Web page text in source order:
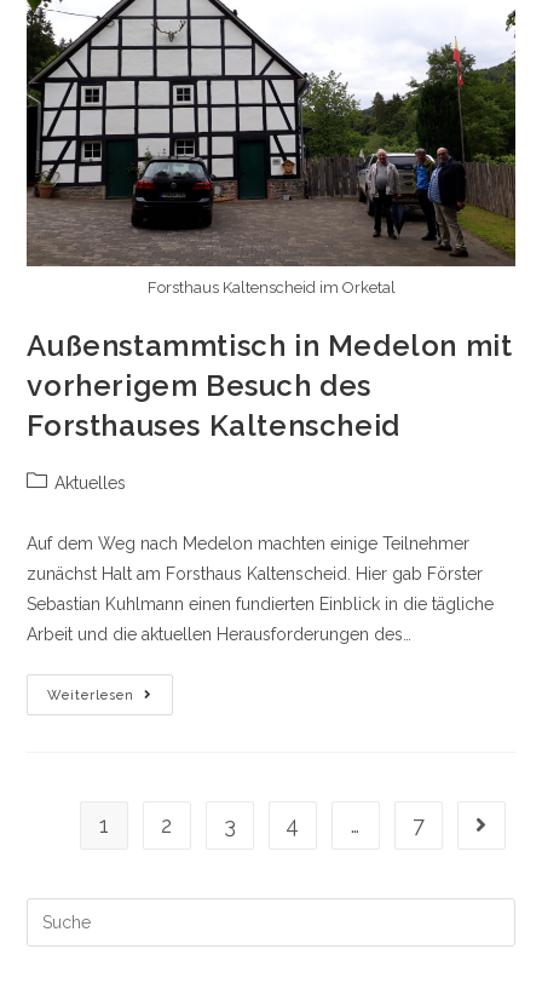
Forsthaus Kaltenscheid im Orketal
Außenstammtisch in Medelon mit
vorherigem Besuch des
Forsthauses Kaltenscheid
Beitrags-
Aktuelles
Auf dem Weg nach Medelon machten einige Teilnehmer
zunächst Halt am Forsthaus Kaltenscheid. Hier gab Förster
Sebastian Kuhlmann einen fundierten Einblick in die tägliche
Arbeit und die aktuellen Herausforderungen des…
Weiterlesen
Außenstammtisch
In
Kaltenscheid
1 2 3 4 … 7 Gehe
Search
this